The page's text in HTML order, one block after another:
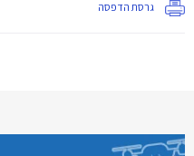
גרסת הדפסה